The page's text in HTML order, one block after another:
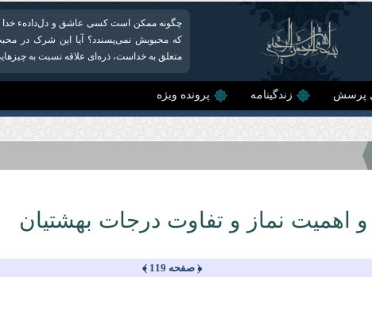
چگونه ممكن است كسی عاشق و دل‌دادهء خدا
كه محبوبش نمی‌پسندد؟ آیا این شرک در
متعلق به خداست، ذره‌ای علاقه نسبت به
پرسش زندگینامه پرونده ویژه
نماز و تفاوت درجات بهشتیان
﴿ صفحه 119 ﴾